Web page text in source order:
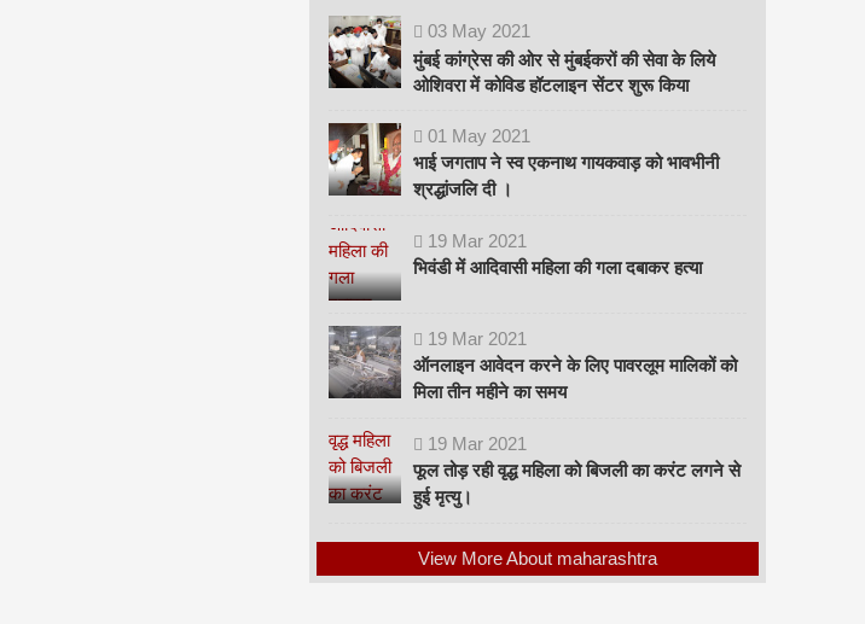
03 May 2021
मुंबई कांग्रेस की ओर से मुंबईकरों की सेवा के लिये
ओशिवरा में कोविड हॉटलाइन सेंटर शुरू किया
01 May 2021
भाई जगताप ने स्व एकनाथ गायकवाड़ को भावभीनी
श्रद्धांजलि दी ।
19 Mar 2021
भिवंडी में आदिवासी महिला की गला दबाकर हत्या
19 Mar 2021
ऑनलाइन आवेदन करने के लिए पावरलूम मालिकों को
मिला तीन महीने का समय
19 Mar 2021
फूल तोड़ रही वृद्ध महिला को बिजली का करंट लगने से
हुई मृत्यु।
View More About maharashtra